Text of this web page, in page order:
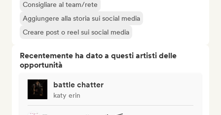
Consigliare al team/rete
Aggiungere alla storia sui social media
Creare post o reel sui social media
Recentemente ha dato a questi artisti delle
opportunità
battle chatter
katy erin